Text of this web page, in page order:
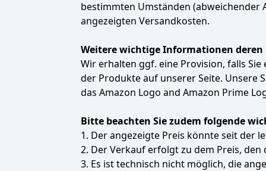
bestimmten Umständen (abweichender
angezeigten Versandkosten.
Weitere wichtige Informationen
Wir erhalten ggf. eine Provision, falls
der Produkte auf unserer Seite. Unsere
das Amazon Logo and Amazon Prime
Bitte beachten Sie zudem folgende
1. Der angezeigte Preis könnte seit der
2. Der Verkauf erfolgt zu dem Preis,
3. Es ist technisch nicht möglich, die